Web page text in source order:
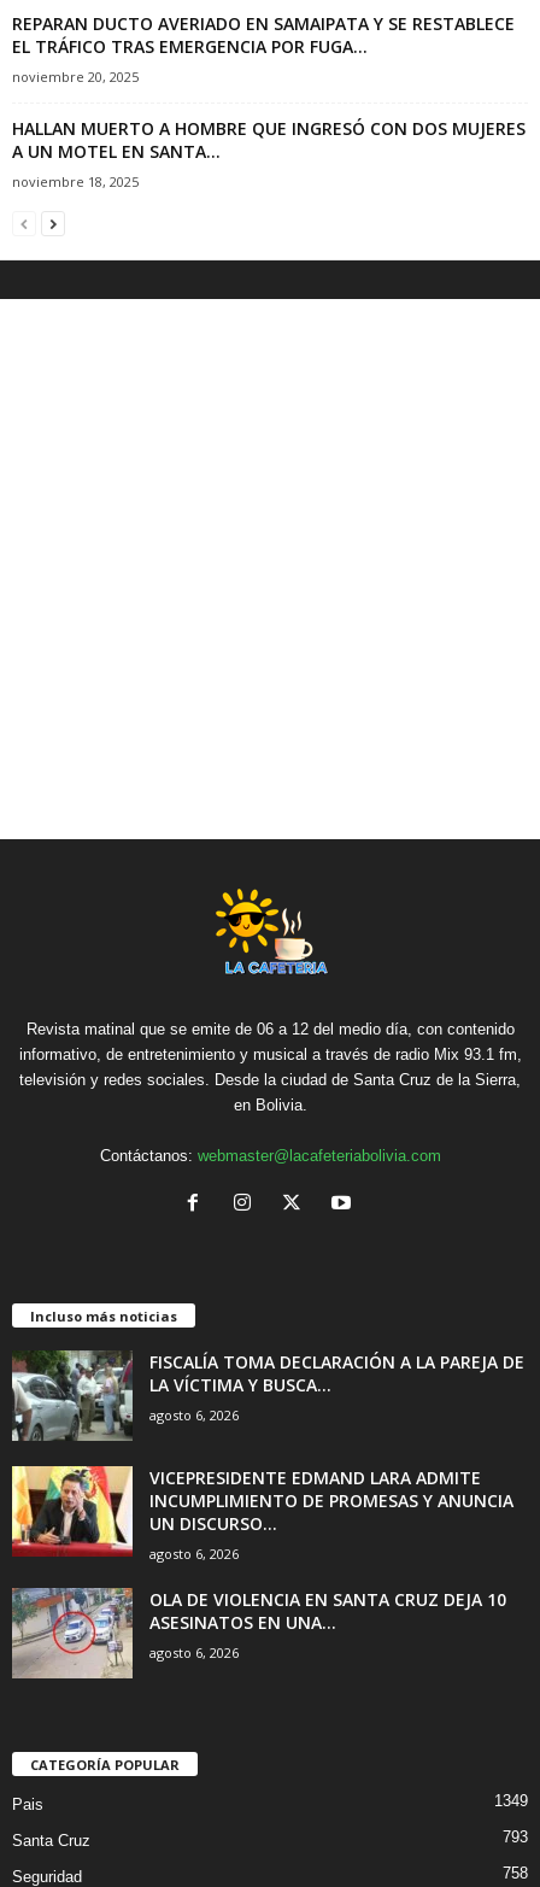
REPARAN DUCTO AVERIADO EN SAMAIPATA Y SE RESTABLECE
EL TRÁFICO TRAS EMERGENCIA POR FUGA...
noviembre 20, 2025
HALLAN MUERTO A HOMBRE QUE INGRESÓ CON DOS MUJERES
A UN MOTEL EN SANTA...
noviembre 18, 2025
Revista matinal que se emite de 06 a 12 del medio día, con contenido
informativo, de entretenimiento y musical a través de radio Mix 93.1 fm,
televisión y redes sociales. Desde la ciudad de Santa Cruz de la Sierra,
en Bolivia.
Contáctanos: webmaster@lacafeteriabolivia.com
Incluso más noticias
FISCALÍA TOMA DECLARACIÓN A LA PAREJA DE
LA VÍCTIMA Y BUSCA...
agosto 6, 2026
VICEPRESIDENTE EDMAND LARA ADMITE
INCUMPLIMIENTO DE PROMESAS Y ANUNCIA
UN DISCURSO...
agosto 6, 2026
OLA DE VIOLENCIA EN SANTA CRUZ DEJA 10
ASESINATOS EN UNA...
agosto 6, 2026
CATEGORÍA POPULAR
Pais 1349
Santa Cruz 793
Seguridad 758